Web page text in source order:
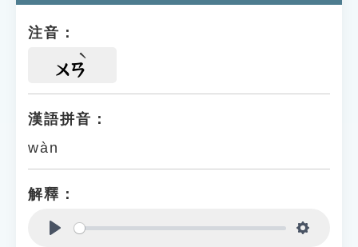
注音：
ㄨㄢ
漢語拼音：
wàn
解釋：